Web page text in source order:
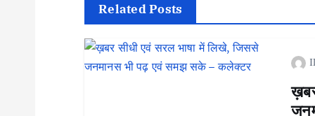
Related Posts